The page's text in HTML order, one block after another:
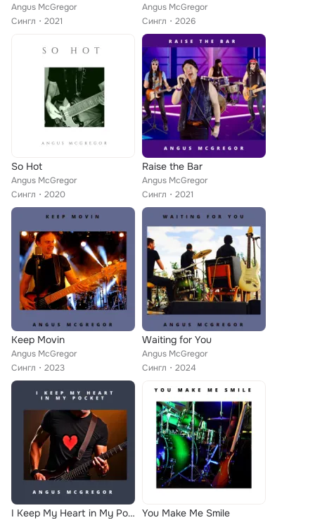
Angus McGregor
Сингл
2021
Angus McGregor
Сингл
2026
So Hot
Angus McGregor
Сингл
2020
Raise the Bar
Angus McGregor
Сингл
2021
Keep Movin
Angus McGregor
Сингл
2023
Waiting for You
Angus McGregor
Сингл
2024
I Keep My Heart in My Pocket You Make Me Smile